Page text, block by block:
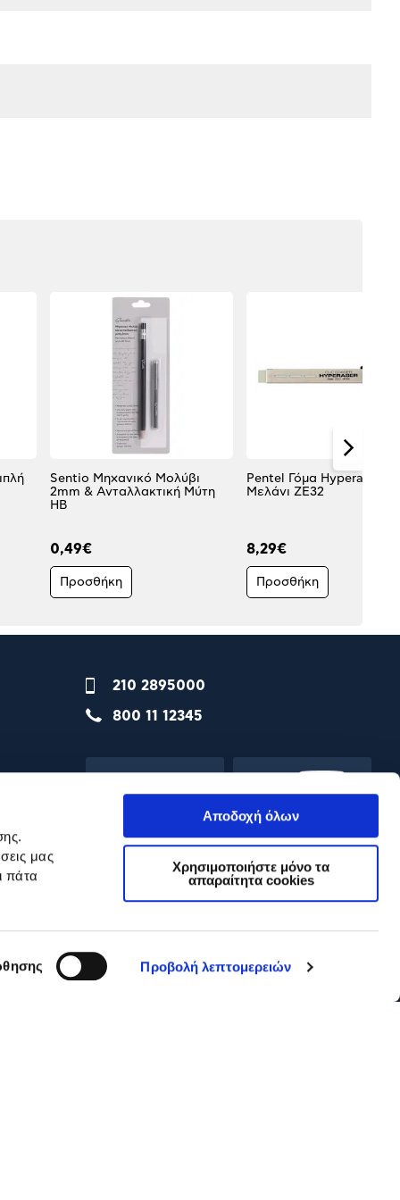
μας
πάτα
Προβολή λεπτομερειών
Αποδοχή όλων
Χρησιμοποιήστε μόνο τα
απαραίτητα cookies
Sentio Μηχανικό Μολύβι
2mm & Ανταλλακτική Μύτη
HΒ
0,49€
Προσθήκη
Pentel Γόμα Hyperaser
Μελάνι ZE32
8,29€
Προσθήκη
210 2895000
800 11 12345